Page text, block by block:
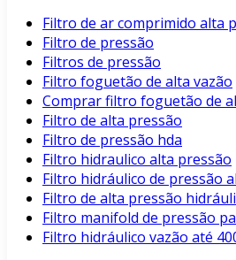
Filtro de ar comprimido alta
Filtro de pressão
Filtros de pressão
Filtro foguetão de alta vazão
Comprar filtro foguetão de
Filtro de alta pressão
Filtro de pressão hda
Filtro hidraulico alta pressão
Filtro hidráulico de pressão
Filtro de alta pressão
Filtro manifold de pressão
Filtro hidráulico vazão até